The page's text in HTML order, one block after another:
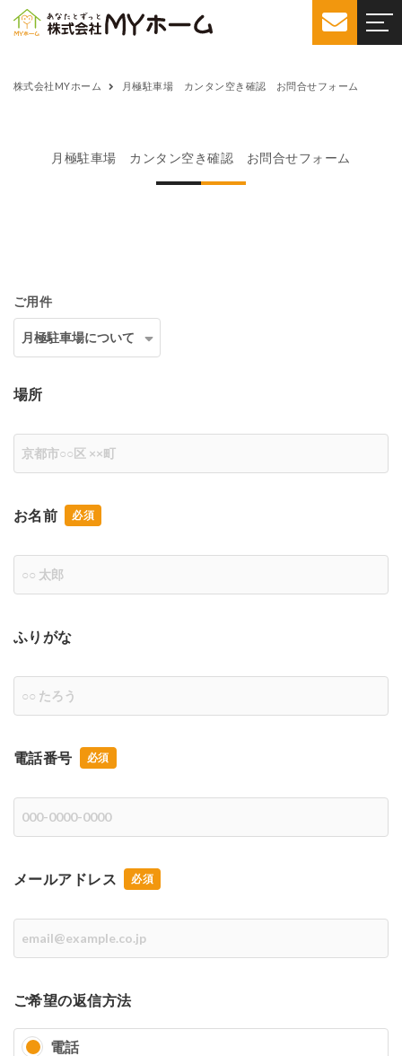
株式会社MYホーム 月極駐車場 カンタン空き確認 お問合せフォーム
月極駐車場 カンタン空き確認 お問合せフォーム
ご用件
場所
お名前
ふりがな
電話番号
メールアドレス
ご希望の返信方法
電話